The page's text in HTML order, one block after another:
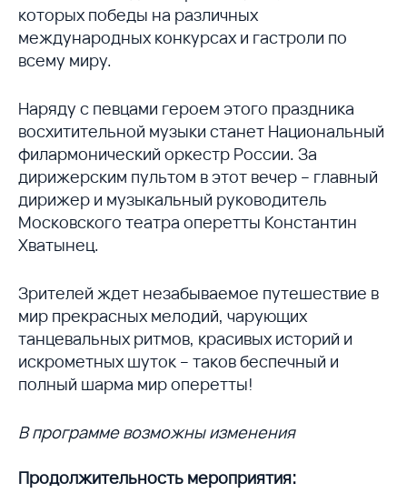
которых победы на различных
международных конкурсах и гастроли по
всему миру.
Наряду с певцами героем этого праздника
восхитительной музыки станет Национальный
филармонический оркестр России. За
дирижерским пультом в этот вечер – главный
дирижер и музыкальный руководитель
Московского театра оперетты Константин
Хватынец.
Зрителей ждет незабываемое путешествие в
мир прекрасных мелодий, чарующих
танцевальных ритмов, красивых историй и
искрометных шуток – таков беспечный и
полный шарма мир оперетты!
В программе возможны изменения
Продолжительность мероприятия: